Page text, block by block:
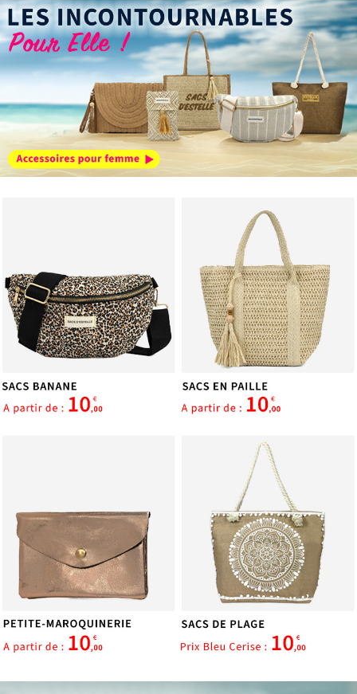
Les cookies nous permettent de personnaliser le contenu
et les annonces, d'offrir des fonctionnalités relatives aux
médias sociaux et d'analyser notre trafic. Nous
partageons également des informations sur l'utilisation de
notre site avec nos partenaires de médias sociaux, de
publicité et d'analyse, qui peuvent combiner celles-ci
avec d'autres informations que vous leur avez fournies
ou qu'ils ont collectées lors de votre utilisation de leurs
services.